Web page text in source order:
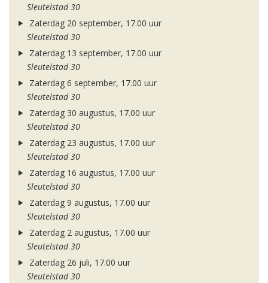
Sleutelstad 30
Zaterdag 20 september, 17.00 uur
Sleutelstad 30
Zaterdag 13 september, 17.00 uur
Sleutelstad 30
Zaterdag 6 september, 17.00 uur
Sleutelstad 30
Zaterdag 30 augustus, 17.00 uur
Sleutelstad 30
Zaterdag 23 augustus, 17.00 uur
Sleutelstad 30
Zaterdag 16 augustus, 17.00 uur
Sleutelstad 30
Zaterdag 9 augustus, 17.00 uur
Sleutelstad 30
Zaterdag 2 augustus, 17.00 uur
Sleutelstad 30
Zaterdag 26 juli, 17.00 uur
Sleutelstad 30